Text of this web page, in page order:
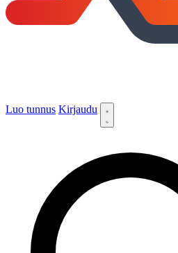
Luo tunnus Kirjaudu